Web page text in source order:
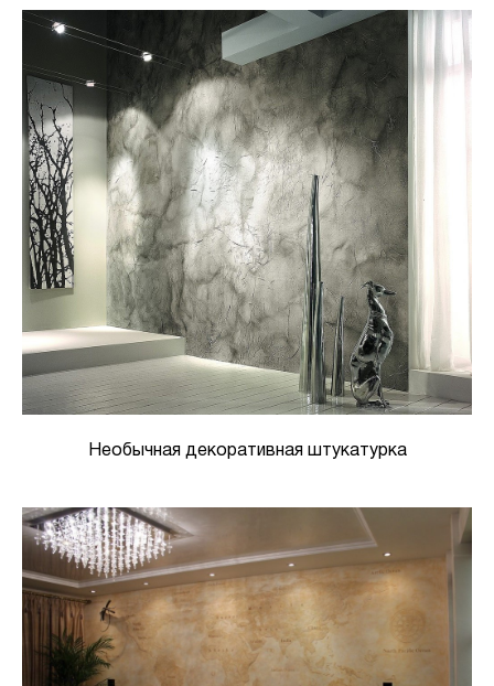
Необычная декоративная штукатурка